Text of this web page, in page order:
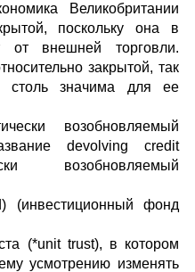
Великобритании
поскольку она в
от внешней торговли.
закрытой, так
столь значима для ее
возобновляемый
devolving credit
возобновляемый
(инвестиционный фонд
(*unit trust), в котором
усмотрению изменять